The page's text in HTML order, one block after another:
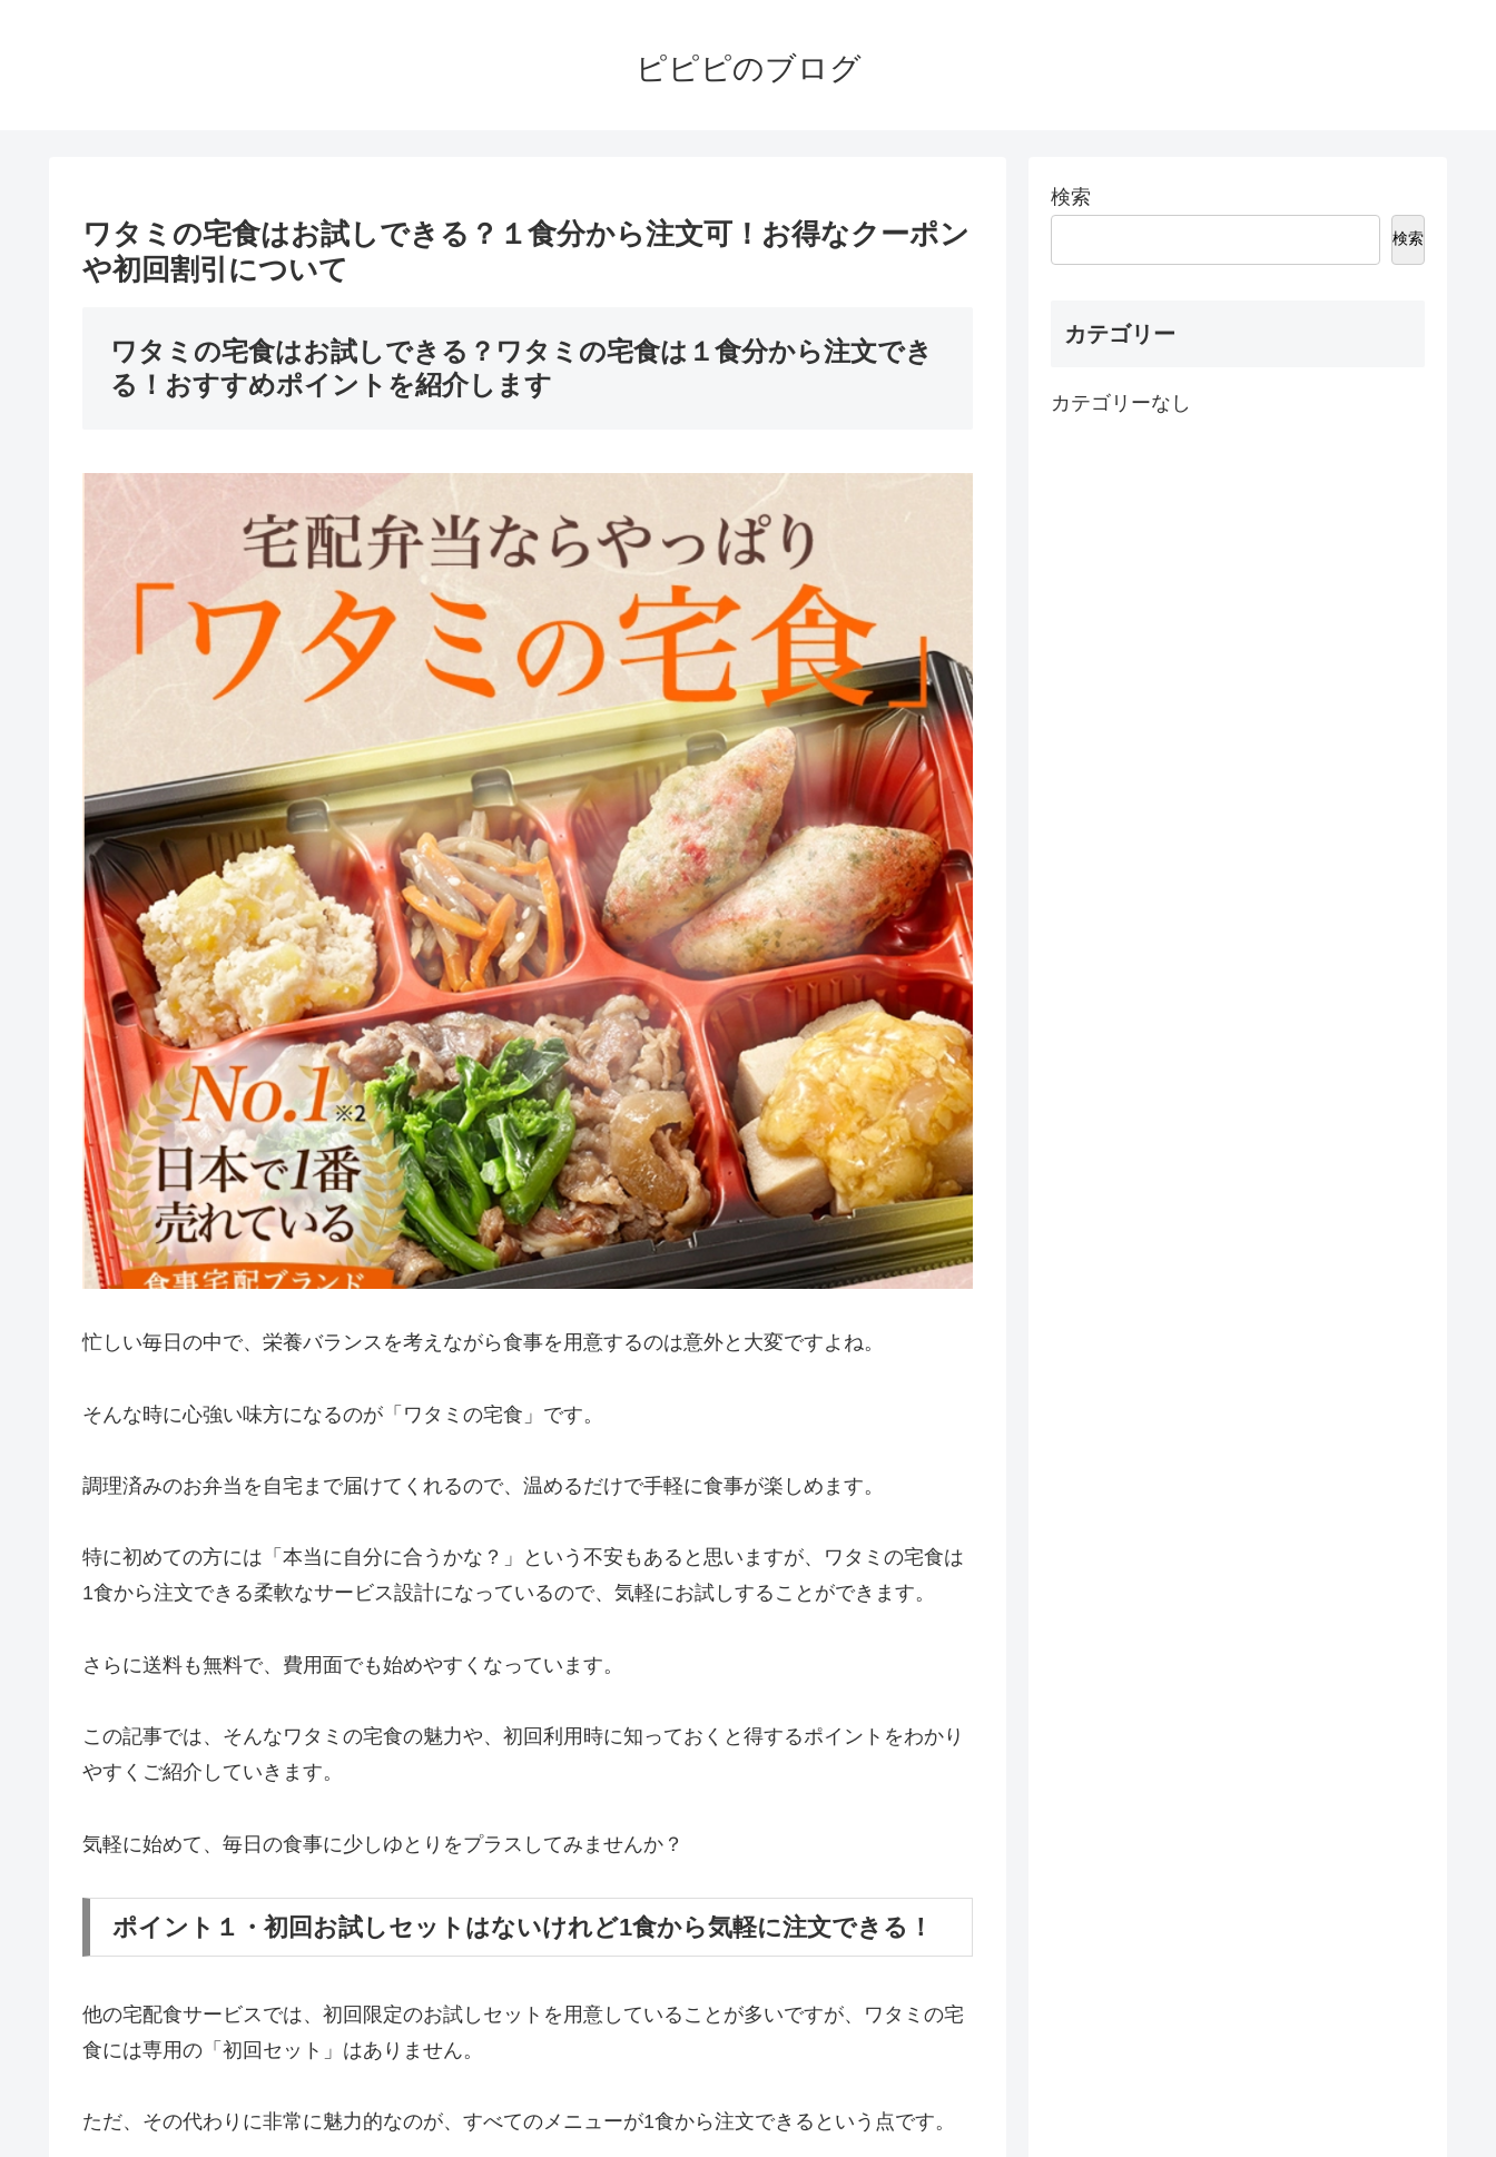
ピピピのブログ
ワタミの宅食はお試しできる？１食分から注文可！お得なクーポン
や初回割引について
ワタミの宅食はお試しできる？ワタミの宅食は１食分から注文でき
る！おすすめポイントを紹介します
忙しい毎日の中で、栄養バランスを考えながら食事を用意するのは意外と大変ですよね。
そんな時に心強い味方になるのが「ワタミの宅食」です。
調理済みのお弁当を自宅まで届けてくれるので、温めるだけで手軽に食事が楽しめます。
特に初めての方には「本当に自分に合うかな？」という不安もあると思いますが、ワタミの宅食は
1食から注文できる柔軟なサービス設計になっているので、気軽にお試しすることができます。
さらに送料も無料で、費用面でも始めやすくなっています。
この記事では、そんなワタミの宅食の魅力や、初回利用時に知っておくと得するポイントをわかり
やすくご紹介していきます。
気軽に始めて、毎日の食事に少しゆとりをプラスしてみませんか？
ポイント１・初回お試しセットはないけれど1食から気軽に注文できる！
他の宅配食サービスでは、初回限定のお試しセットを用意していることが多いですが、ワタミの宅
食には専用の「初回セット」はありません。
ただ、その代わりに非常に魅力的なのが、すべてのメニューが1食から注文できるという点です。
検索
検索
カテゴリー
カテゴリーなし